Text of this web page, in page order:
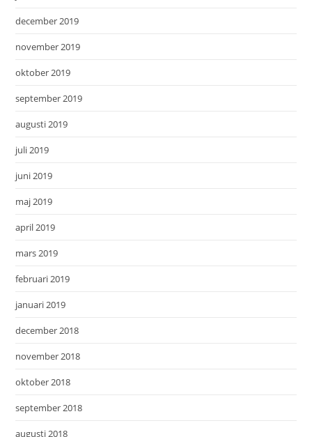
december 2019
november 2019
oktober 2019
september 2019
augusti 2019
juli 2019
juni 2019
maj 2019
april 2019
mars 2019
februari 2019
januari 2019
december 2018
november 2018
oktober 2018
september 2018
augusti 2018